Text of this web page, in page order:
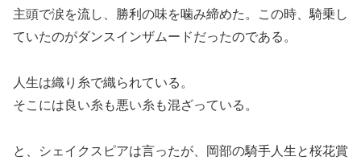
主頭で涙を流し、勝利の味を噛み締めた。この時、騎乗し
ていたのがダンスインザムードだったのである。
人生は織り糸で織られている。
そこには良い糸も悪い糸も混ざっている。
と、シェイクスピアは言ったが、岡部の騎手人生と桜花賞